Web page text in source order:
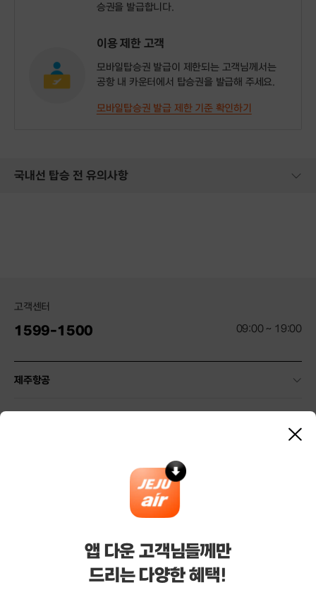
승권을 발급합니다.
이용 제한 고객
모바일탑승권 발급이 제한되는 고객님께서는
공항 내 카운터에서 탑승권을 발급해 주세요.
모바일탑승권 발급 제한 기준 확인하기
국내선 탑승 전 유의사항
닫
앱 다운 고객님들께만
드리는 다양한 혜택!
고객센터
1599-1500 09:00 ~ 19:00
제주항공